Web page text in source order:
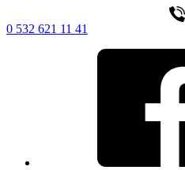
0 532 621 11 41